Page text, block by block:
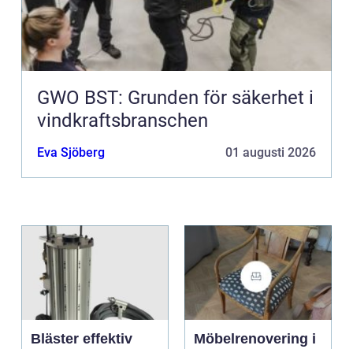
GWO BST: Grunden för säkerhet i
vindkraftsbranschen
Eva Sjöberg 01 augusti 2026
Bläster effektiv
Möbelrenovering i